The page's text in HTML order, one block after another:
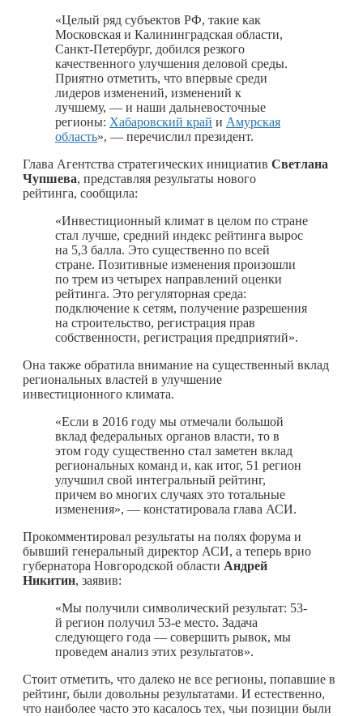
«Целый ряд субъектов РФ, такие как
Московская и Калининградская области,
Санкт-Петербург, добился резкого
качественного улучшения деловой среды.
Приятно отметить, что впервые среди
лидеров изменений, изменений к
лучшему, — и наши дальневосточные
регионы: Хабаровский край и Амурская
область», — перечислил президент.
Глава Агентства стратегических инициатив Светлана
Чупшева, представляя результаты нового
рейтинга, сообщила:
«Инвестиционный климат в целом по стране
стал лучше, средний индекс рейтинга вырос
на 5,3 балла. Это существенно по всей
стране. Позитивные изменения произошли
по трем из четырех направлений оценки
рейтинга. Это регуляторная среда:
подключение к сетям, получение разрешения
на строительство, регистрация прав
собственности, регистрация предприятий».
Она также обратила внимание на существенный вклад
региональных властей в улучшение
инвестиционного климата.
«Если в 2016 году мы отмечали большой
вклад федеральных органов власти, то в
этом году существенно стал заметен вклад
региональных команд и, как итог, 51 регион
улучшил свой интегральный рейтинг,
причем во многих случаях это тотальные
изменения», — констатировала глава АСИ.
Прокомментировал результаты на полях форума и
бывший генеральный директор АСИ, а теперь врио
губернатора Новгородской области Андрей
Никитин, заявив:
«Мы получили символический результат: 53-
й регион получил 53-е место. Задача
следующего года — совершить рывок, мы
проведем анализ этих результатов».
Стоит отметить, что далеко не все регионы, попавшие в
рейтинг, были довольны результатами. И естественно,
что наиболее часто это касалось тех, чьи позиции были